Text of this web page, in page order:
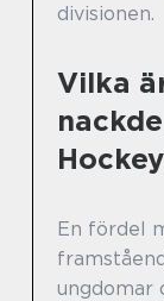
divisionen.
Vilka
En fördel
ungdomar